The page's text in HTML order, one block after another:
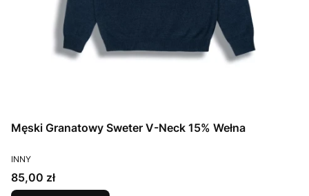
Męski Granatowy Sweter V-Neck 15% Wełna
PRODUCENT
INNY
Cena
85,00 zł